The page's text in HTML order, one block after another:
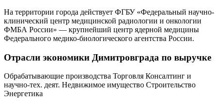
На территории города действует ФГБУ «Федеральный научно-
клинический центр медицинской радиологии и онкологии
ФМБА России» — крупнейший центр ядерной медицины
Федерального медико-биологического агентства России.
Отрасли экономики Димитровграда по выручке
Обрабатывающие производства Торговля Консалтинг и
научно-тех. деят. Недвижимое имущество Строительство
Энергетика